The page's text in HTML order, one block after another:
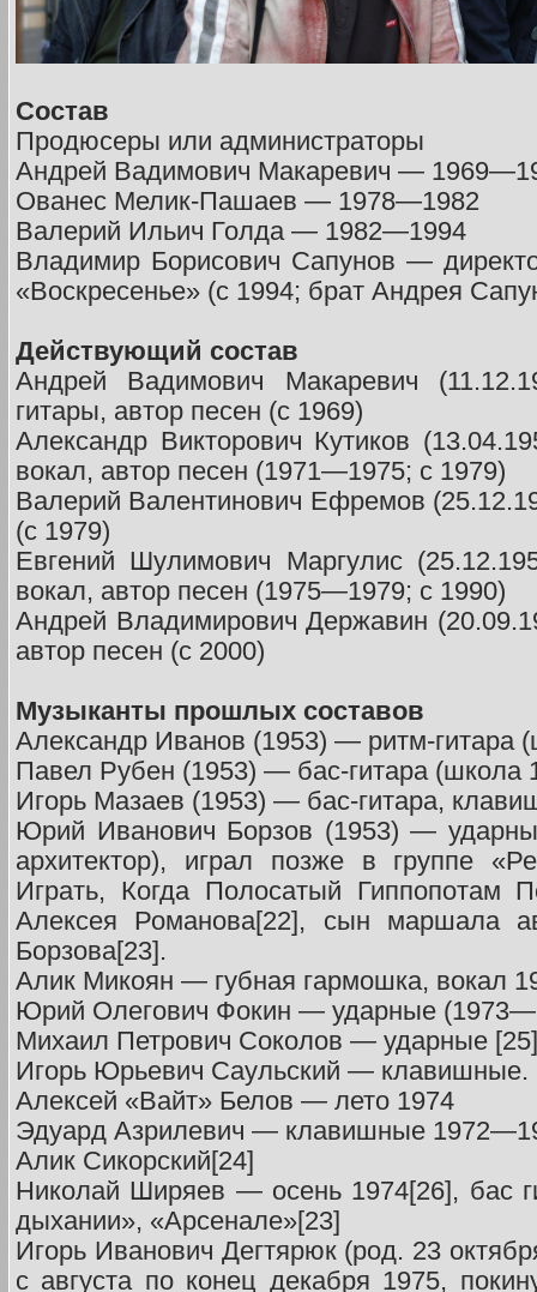
Состав
Продюсеры или администраторы
Андрей Вадимович Макаревич —
Ованес Мелик-Пашаев — 1978—1982
Валерий Ильич Голда — 1982—1994
Владимир Борисович Сапунов —
«Воскресенье» (с 1994; брат Андрея
Действующий состав
Андрей Вадимович Макаревич
гитары, автор песен (с 1969)
Александр Викторович Кутиков
вокал, автор песен (1971—1975; с 1979)
Валерий Валентинович Ефремов
(с 1979)
Евгений Шулимович Маргулис
вокал, автор песен (1975—1979; с 1990)
Андрей Владимирович Державин
автор песен (с 2000)
Музыканты прошлых составов
Александр Иванов (1953) — ритм-гитара
Павел Рубен (1953) — бас-гитара (школа
Игорь Мазаев (1953) — бас-гитара,
Юрий Иванович Борзов (1953) —
архитектор), играл позже в группе
Играть, Когда Полосатый Гиппопотам
Алексея Романова[22], сын маршала
Борзова[23].
Алик Микоян — губная гармошка, вокал
Юрий Олегович Фокин — ударные
Михаил Петрович Соколов — ударные [25]
Игорь Юрьевич Саульский —
Алексей «Вайт» Белов — лето 1974
Эдуард Азрилевич — клавишные
Алик Сикорский[24]
Николай Ширяев — осень 1974[26], бас
дыхании», «Арсенале»[23]
Игорь Иванович Дегтярюк (род. 23
с августа по конец декабря 1975,